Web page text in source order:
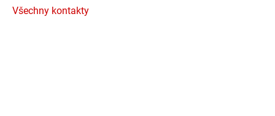
Všechny kontakty